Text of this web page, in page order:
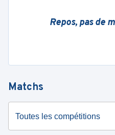
Repos, pas de
Matchs
Toutes les compétitions